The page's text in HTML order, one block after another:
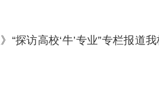
“探访高校‘牛’专业”专栏报道